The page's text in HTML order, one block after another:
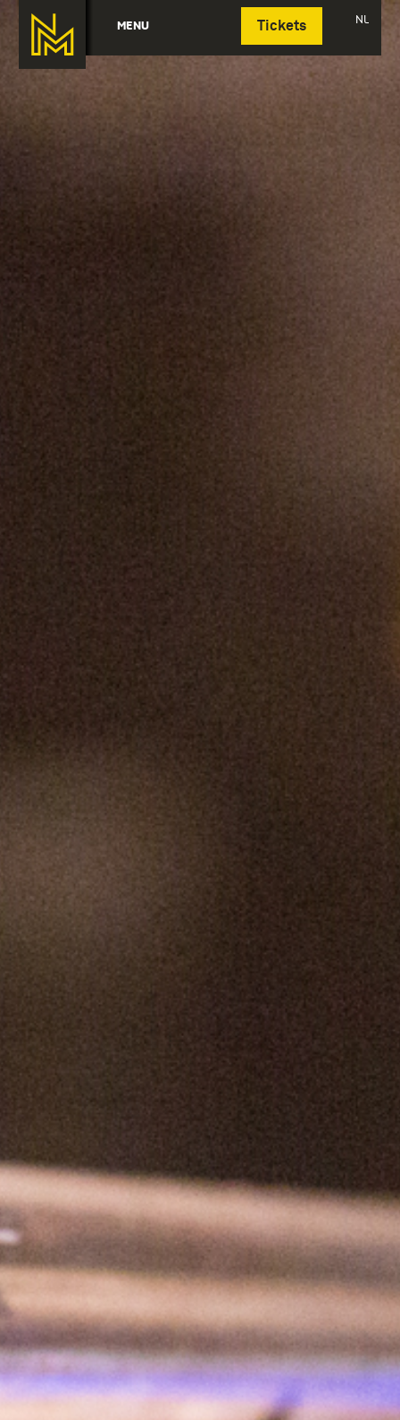
MENU Tickets NL
Deutsch